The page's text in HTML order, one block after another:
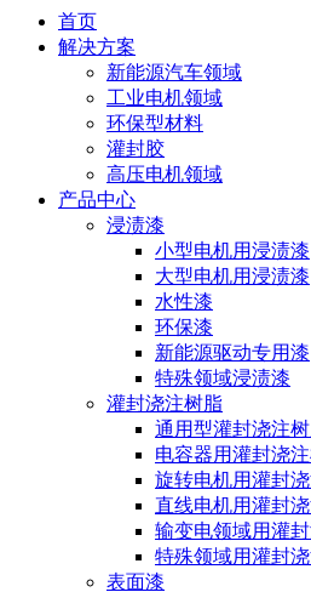
首页
解决方案
新能源汽车领域
工业电机领域
环保型材料
灌封胶
高压电机领域
产品中心
浸渍漆
小型电机用浸渍漆
大型电机用浸渍漆
水性漆
环保漆
新能源驱动专用漆
特殊领域浸渍漆
灌封浇注树脂
通用型灌封浇注
电容器用灌封浇
旋转电机用灌封
直线电机用灌封
输变电领域用灌
特殊领域用灌封
表面漆